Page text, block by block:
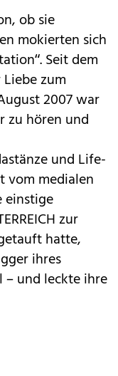
ob sie
mokierten sich
Seit dem
zum
2007 war
zu hören und
und Life-
vom medialen
einstige
zur
hatte,
ihres
und leckte ihre